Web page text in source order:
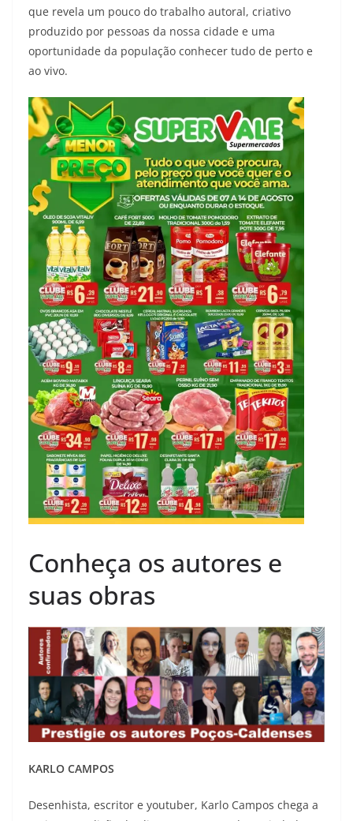
que revela um pouco do trabalho autoral, criativo
produzido por pessoas da nossa cidade e uma
oportunidade da população conhecer tudo de perto e
ao vivo.
Conheça os autores e
suas obras
KARLO CAMPOS
Desenhista, escritor e youtuber, Karlo Campos chega a